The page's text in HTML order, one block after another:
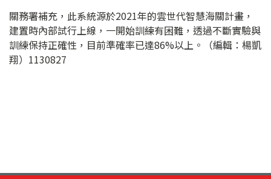
關務署補充，此系統源於2021年的雲世代智慧海關計畫，
建置時內部試行上線，一開始訓練有困難，透過不斷實驗與
訓練保持正確性，目前準確率已達86%以上。（編輯：楊凱
翔）1130827